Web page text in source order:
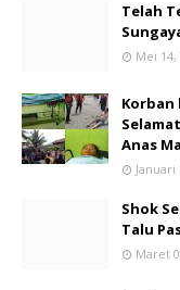
Telah
Mei 14,
Korban
Anas
Januari
Shok
Talu
Maret